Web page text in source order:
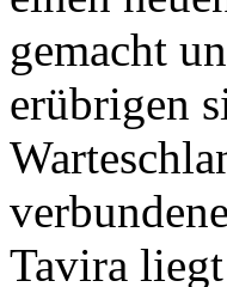
gemacht
erübrigen
Tavira